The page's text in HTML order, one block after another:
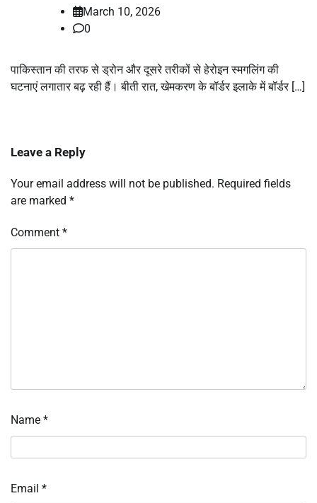
March 10, 2026
0
पाकिस्तान की तरफ से ड्रोन और दूसरे तरीकों से हेरोइन स्मगलिंग की
घटनाएं लगातार बढ़ रही हैं। बीती रात, खेमकरण के बॉर्डर इलाके में बॉर्डर […]
Leave a Reply
Your email address will not be published. Required fields
are marked *
Comment *
Name *
Email *